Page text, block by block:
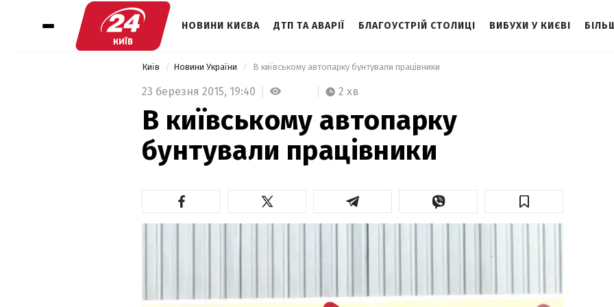
НОВИНИ КИЄВА ДТП ТА АВАРІЇ БЛАГОУСТРІЙ СТОЛИЦІ ВИБУХИ У КИЄВІ
Київ Новини України В київському автопарку бунтували працівники
23 березня 2015, 19:40 2 хв
В київському автопарку
бунтували працівники